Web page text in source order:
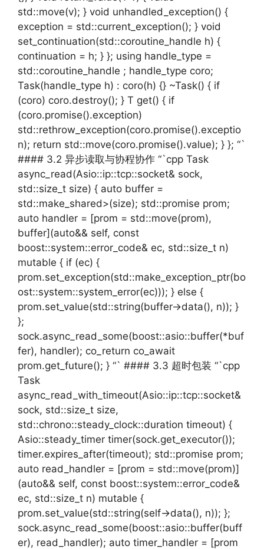
std::move(v); } void unhandled_exception() {
exception = std::current_exception(); } void
set_continuation(std::coroutine_handle h) {
continuation = h; } }; using handle_type =
std::coroutine_handle ; handle_type coro;
Task(handle_type h) : coro(h) {} ~Task() { if
(coro) coro.destroy(); } T get() { if
(coro.promise().exception)
std::rethrow_exception(coro.promise().exceptio
n); return std::move(coro.promise().value); } }; “`
#### 3.2 异步读取与协程协作 “`cpp Task
async_read(Asio::ip::tcp::socket& sock,
std::size_t size) { auto buffer =
std::make_shared>(size); std::promise prom;
auto handler = [prom = std::move(prom),
buffer](auto&& self, const
boost::system::error_code& ec, std::size_t n)
mutable { if (ec) {
prom.set_exception(std::make_exception_ptr(bo
ost::system::system_error(ec))); } else {
prom.set_value(std::string(buffer->data(), n)); }
};
sock.async_read_some(boost::asio::buffer(*buf
fer), handler); co_return co_await
prom.get_future(); } “` #### 3.3 超时包装 “`cpp
Task
async_read_with_timeout(Asio::ip::tcp::socket&
sock, std::size_t size,
std::chrono::steady_clock::duration timeout) {
Asio::steady_timer timer(sock.get_executor());
timer.expires_after(timeout); std::promise prom;
auto read_handler = [prom = std::move(prom)]
(auto&& self, const boost::system::error_code&
ec, std::size_t n) mutable {
prom.set_value(std::string(self->data(), n)); };
sock.async_read_some(boost::asio::buffer(buff
er), read_handler); auto timer_handler = [prom